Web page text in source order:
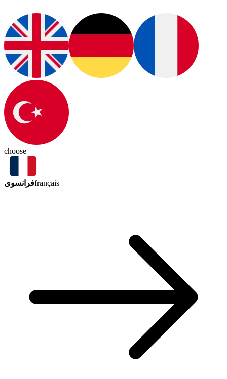
choose
فرانسویfrançais